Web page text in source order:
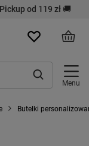
od 119 zł 🚚
Menu
Butelki